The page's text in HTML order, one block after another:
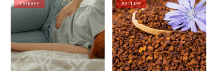
ЛУЧШЕЕ ЛУЧШЕЕ